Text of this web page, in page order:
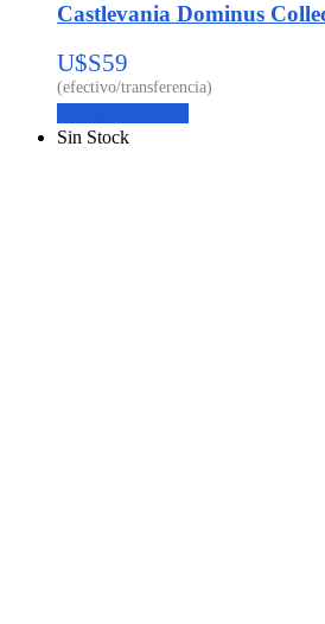
Castlevania Dominus
U$S59
Sin Stock